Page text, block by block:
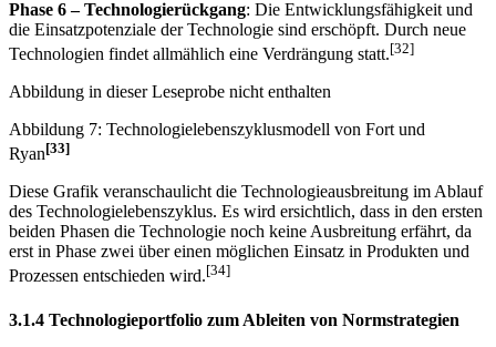
stabilisiert.
Phase 6 – Technologierückgang: Die Entwicklungsfähigkeit und
die Einsatzpotenziale der Technologie sind erschöpft. Durch neue
Technologien findet allmählich eine Verdrängung statt.
Abbildung in dieser Leseprobe nicht enthalten
Abbildung 7: Technologielebenszyklusmodell von Fort und
Ryan[33]
Diese Grafik veranschaulicht die Technologieausbreitung im Ablauf
des Technologielebenszyklus. Es wird ersichtlich, dass in den ersten
beiden Phasen die Technologie noch keine Ausbreitung erfährt, da
Prozessen entschieden wird.